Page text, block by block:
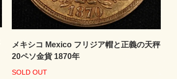
メキシコ Mexico フリジア帽と正義の天秤
20ペソ金貨 1870年
SOLD OUT